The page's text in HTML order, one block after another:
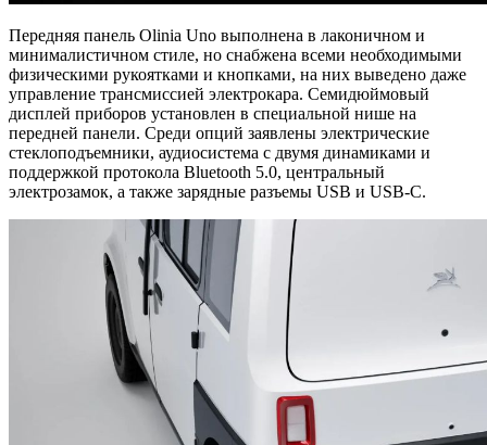
Передняя панель Olinia Uno выполнена в лаконичном и
минималистичном стиле, но снабжена всеми необходимыми
физическими рукоятками и кнопками, на них выведено даже
управление трансмиссией электрокара. Семидюймовый
дисплей приборов установлен в специальной нише на
передней панели. Среди опций заявлены электрические
стеклоподъемники, аудиосистема с двумя динамиками и
поддержкой протокола Bluetooth 5.0, центральный
электрозамок, а также зарядные разъемы USB и USB-C.